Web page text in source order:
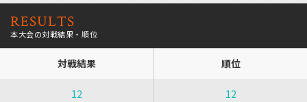
RESULTS
本大会の対戦結果・順位
対戦結果 順位
12 12